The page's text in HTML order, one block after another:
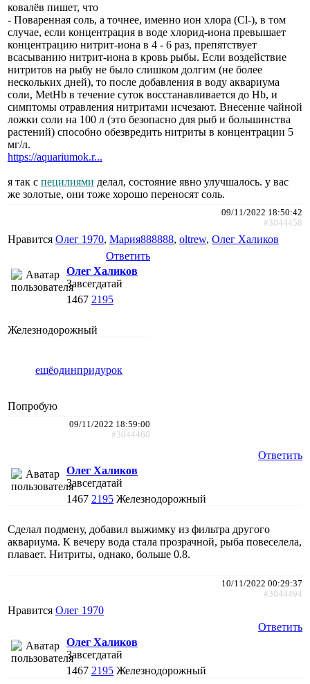
ковалёв пишет, что
- Поваренная соль, а точнее, именно ион хлора (Cl-), в том
случае, если концентрация в воде хлорид-иона превышает
концентрацию нитрит-иона в 4 - 6 раз, препятствует
всасыванию нитрит-иона в кровь рыбы. Если воздействие
нитритов на рыбу не было слишком долгим (не более
нескольких дней), то после добавления в воду аквариума
соли, MetHb в течение суток восстанавливается до Hb, и
симптомы отравления нитритами исчезают. Внесение чайной
ложки соли на 100 л (это безопасно для рыб и большинства
растений) способно обезвредить нитриты в концентрации 5
мг/л.
https://aquariumok.r...
я так с пецилиями делал, состояние явно улучшалось. у вас
же золотые, они тоже хорошо переносят соль.
09/11/2022 18:50:42
#3044458
Нравится Олег 1970, Мария888888, oltrew, Олег Халиков
Ответить
Олег Халиков
Завсегдатай
1467 2195
Железнодорожный
ещёодинпридурок
Попробую
09/11/2022 18:59:00
#3044460
Ответить
Олег Халиков
Завсегдатай
1467 2195 Железнодорожный
Сделал подмену, добавил выжимку из фильтра другого
аквариума. К вечеру вода стала прозрачной, рыба повеселела,
плавает. Нитриты, однако, больше 0.8.
10/11/2022 00:29:37
#3044494
Нравится Олег 1970
Ответить
Олег Халиков
Завсегдатай
1467 2195 Железнодорожный